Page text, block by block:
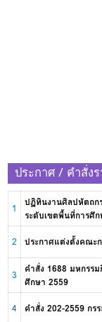
ประกาศ / คำสั่ง
1
ปฏิทินงานศิลปหัตถก
ระดับเขตพื้นที่การศึก
2 ประกาศแต่งตั้งคณะ
3
คำสั่ง 1688 มหกรร
ศึกษา 2559
4 คำสั่ง 202-2559 กร